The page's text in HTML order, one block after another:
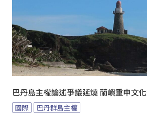
巴丹島主權論述爭議延燒 蘭嶼重申文
國際 巴丹群島主權